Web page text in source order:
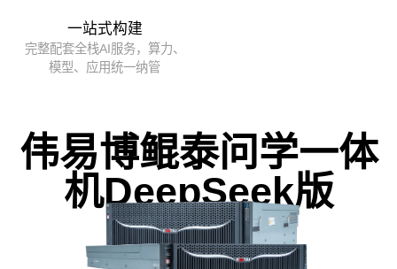
一站式构建
完整配套全栈AI服务，算力、
模型、应用统一纳管
伟易博鲲泰问学一体
机DeepSeek版